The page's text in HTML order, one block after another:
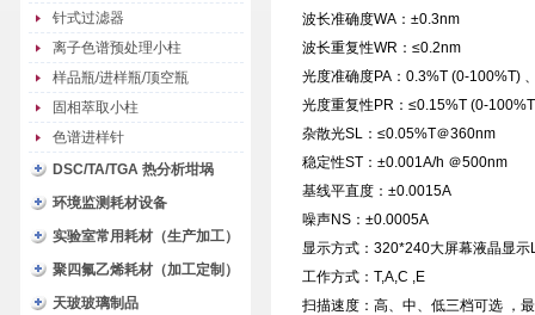
针式过滤器
离子色谱预处理小柱
样品瓶/进样瓶/顶空瓶
固相萃取小柱
色谱进样针
DSC/TA/TGA 热分析坩埚
环境监测耗材设备
实验室常用耗材（生产加工）
聚四氟乙烯耗材（加工定制）
天玻玻璃制品
波长准确度WA：±0.3nm
波长重复性WR：≤0.2nm
光度准确度PA：0.3%T (0-100%T)
光度重复性PR：≤0.15%T (0-
杂散光SL：≤0.05%T＠360nm
稳定性ST：±0.001A/h ＠500nm
基线平直度：±0.0015A
噪声NS：±0.0005A
显示方式：320*240大屏幕液晶显示
工作方式：T,A,C ,E
扫描速度：高、中、低三档可选 ，